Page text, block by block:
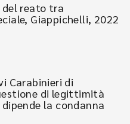
del reato tra
Giappichelli, 2022
Carabinieri di
di legittimità
la condanna